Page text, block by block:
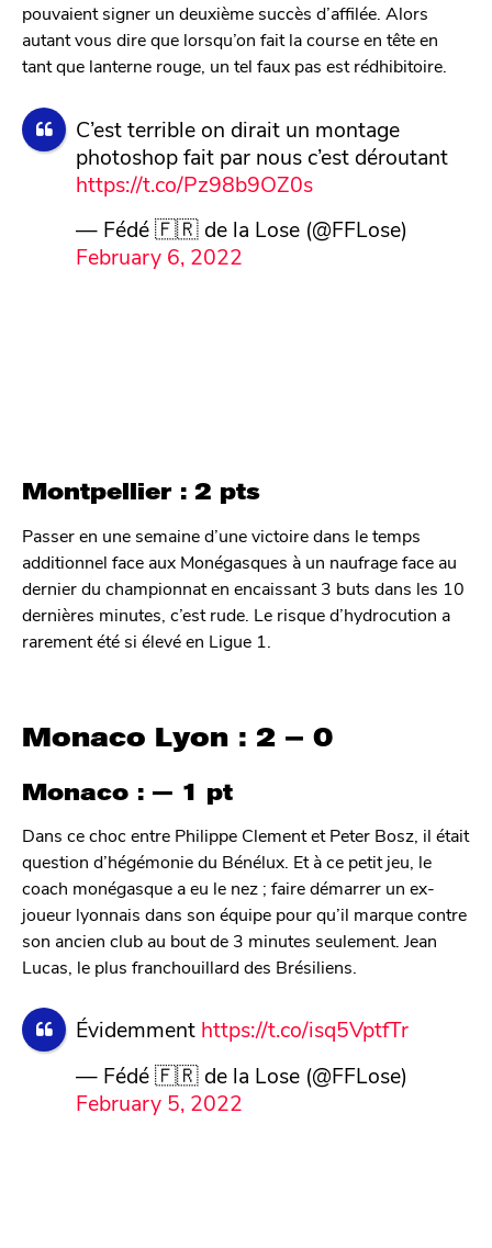
pouvaient signer un deuxième succès d’affilée. Alors
autant vous dire que lorsqu’on fait la course en tête en
tant que lanterne rouge, un tel faux pas est rédhibitoire.
C’est terrible on dirait un montage
photoshop fait par nous c’est déroutant
https://t.co/Pz98b9OZ0s
— Fédé 🇫🇷 de la Lose (@FFLose)
February 6, 2022
Montpellier : 2 pts
Passer en une semaine d’une victoire dans le temps
additionnel face aux Monégasques à un naufrage face au
dernier du championnat en encaissant 3 buts dans les 10
dernières minutes, c’est rude. Le risque d’hydrocution a
rarement été si élevé en Ligue 1.
Monaco Lyon : 2 – 0
Monaco : — 1 pt
Dans ce choc entre Philippe Clement et Peter Bosz, il était
question d’hégémonie du Bénélux. Et à ce petit jeu, le
coach monégasque a eu le nez ; faire démarrer un ex-
joueur lyonnais dans son équipe pour qu’il marque contre
son ancien club au bout de 3 minutes seulement. Jean
Lucas, le plus franchouillard des Brésiliens.
Évidemment https://t.co/isq5VptfTr
— Fédé 🇫🇷 de la Lose (@FFLose)
February 5, 2022